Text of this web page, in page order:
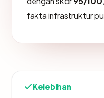
fakta infrastruktur
Kelebihan